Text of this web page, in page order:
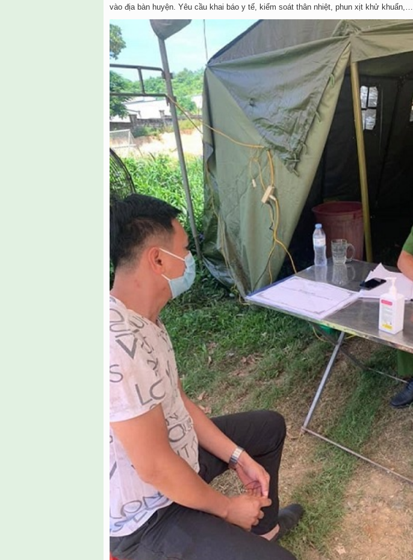
vào địa bàn huyện. Yêu cầu khai báo y tế, kiểm soát thân nhiệt, phun xịt khử khuẩn,…